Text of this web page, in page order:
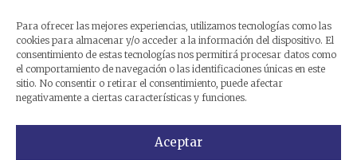
Para ofrecer las mejores experiencias, utilizamos tecnologías como las
cookies para almacenar y/o acceder a la información del dispositivo. El
consentimiento de estas tecnologías nos permitirá procesar datos como
el comportamiento de navegación o las identificaciones únicas en este
sitio. No consentir o retirar el consentimiento, puede afectar
negativamente a ciertas características y funciones.
Aceptar
Escriba si desea ampliar su consulta